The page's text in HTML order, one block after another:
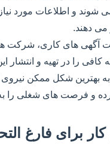
شوند و اطلاعات مورد نیاز
می دهند.
آگهی های کاری، شرکت
کافی را در تهیه و انتشار
به بهترین شکل ممکن نیروی
و فرصت های شغلی را
برای فارغ